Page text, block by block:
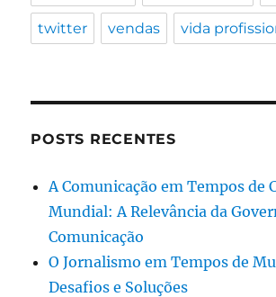
twitter vendas vida
POSTS RECENTES
A Comunicação em Tempos de
Mundial: A Relevância da
Comunicação
O Jornalismo em Tempos de
Desafios e Soluções